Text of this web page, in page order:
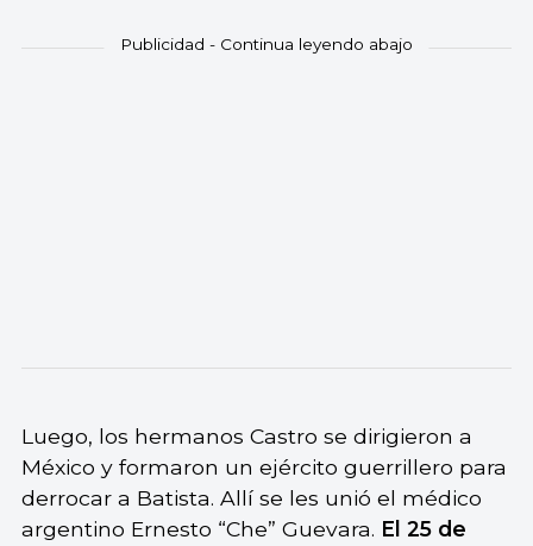
Luego, los hermanos Castro se dirigieron a
México y formaron un ejército guerrillero para
derrocar a Batista. Allí se les unió el médico
argentino Ernesto “Che” Guevara. El 25 de